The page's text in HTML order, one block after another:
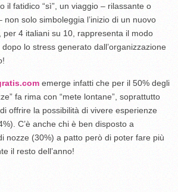
il fatidico “sì”, un viaggio – rilassante o
non solo simboleggia l’inizio di un nuovo
per 4 italiani su 10, rappresenta il modo
lo stress generato dall’organizzazione
emerge infatti che per il 50% degli
fa rima con “mete lontane”, soprattutto
offrire la possibilità di vivere esperienze
C’è anche chi è ben disposto a
nozze (30%) a patto però di poter fare più
il resto dell’anno!